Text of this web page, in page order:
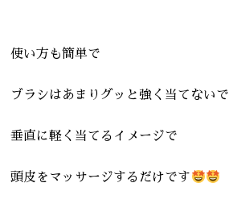
使い方も簡単で
ブラシはあまりグッと強く当てないで
垂直に軽く当てるイメージで
頭皮をマッサージするだけです